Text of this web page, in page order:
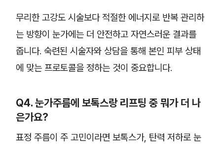
무리한 고강도 시술보다 적절한 에너지로 반복 관리하
는 방향이 눈가에는 더 안전하고 자연스러운 결과를
줍니다. 숙련된 시술자와 상담을 통해 본인 피부 상태
에 맞는 프로토콜을 정하는 것이 중요합니다.
Q4. 눈가주름에 보톡스랑 리프팅 중 뭐가 더 나
은가요?
표정 주름이 주 고민이라면 보톡스가, 탄력 저하로 눈